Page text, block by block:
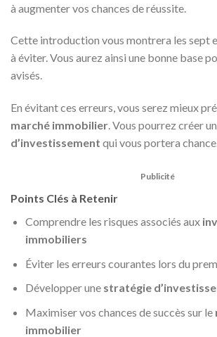
à augmenter vos chances de réussite.
Cette introduction vous montrera les sept
à éviter. Vous aurez ainsi une bonne base
avisés.
En évitant ces erreurs, vous serez mieux
marché immobilier. Vous pourrez créer
d’investissement qui vous portera
Publicité
Points Clés à Retenir
Comprendre les risques associés aux
immobiliers
Éviter les erreurs courantes lors du
Développer une stratégie
Maximiser vos chances de succès sur le
immobilier